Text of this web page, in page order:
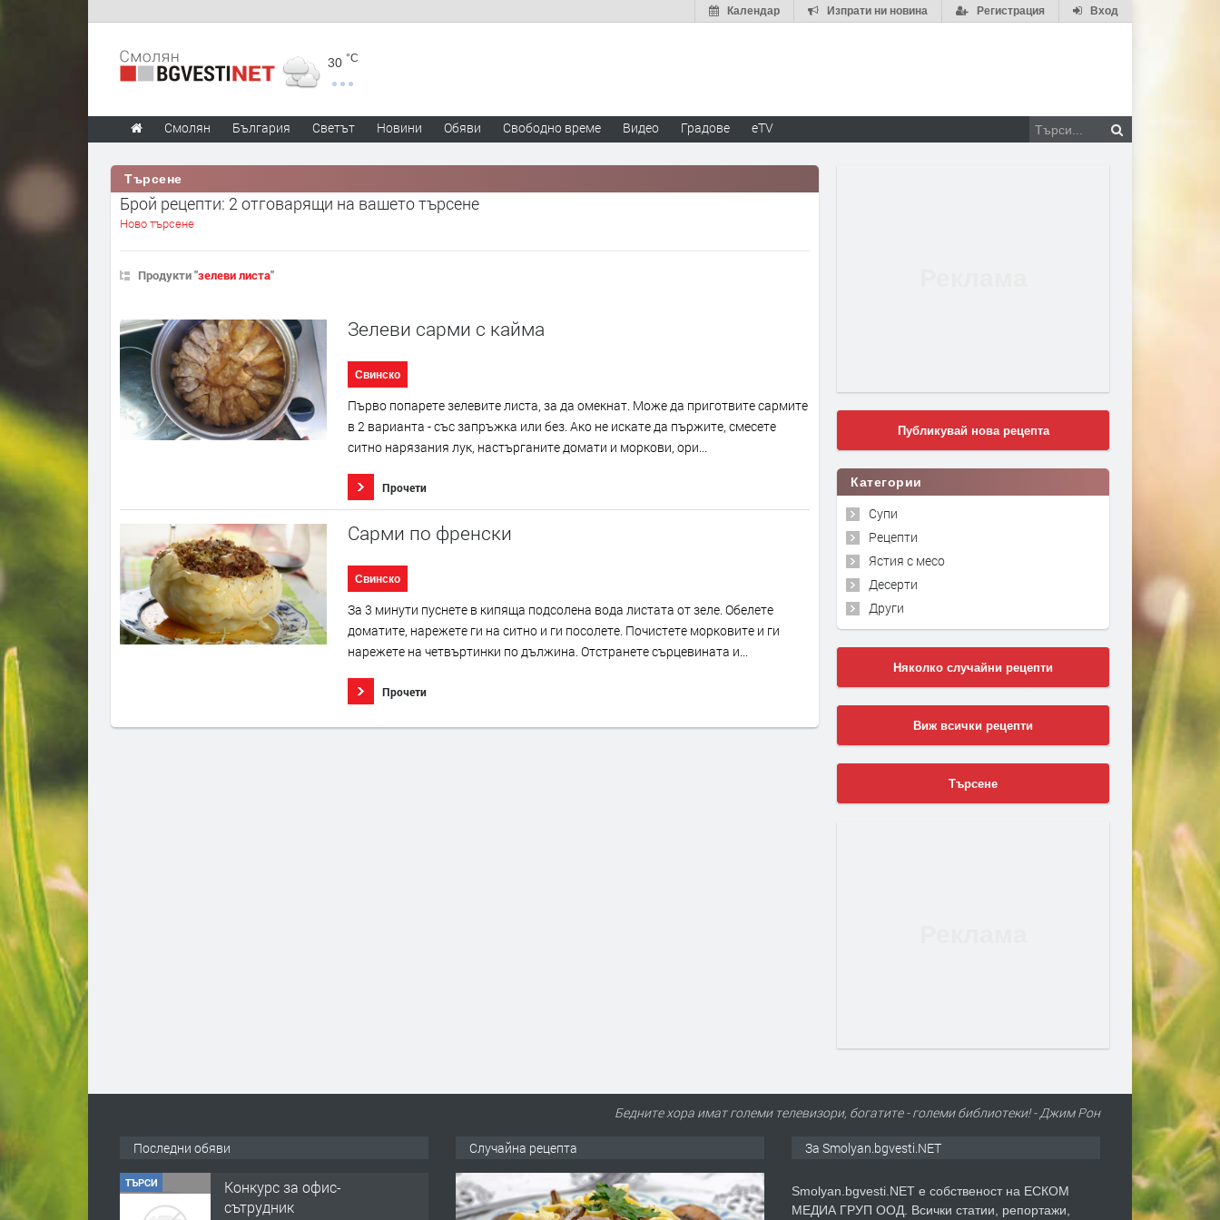
Вход
Регистрация
Изпрати ни новина
Календар
30 °C
Смолян България Светът Новини Обяви Свободно време Видео Градове eTV
Търсене
Брой рецепти: 2 отговарящи на вашето търсене
Ново търсене
Продукти "зелеви листа"
Зелеви сарми с кайма
Свинско
Първо попарете зелевите листа, за да омекнат. Може да приготвите сармите
в 2 варианта - със запръжка или без. Ако не искате да пържите, смесете
ситно нарязания лук, настърганите домати и моркови, ори...
Прочети
Сарми по френски
Свинско
За 3 минути пуснете в кипяща подсолена вода листата от зеле. Обелете
доматите, нарежете ги на ситно и ги посолете. Почистете морковите и ги
нарежете на четвъртинки по дължина. Отстранете сърцевината и...
Прочети
Публикувай нова рецепта
Категории
Супи
Рецепти
Ястия с месо
Десерти
Други
Няколко случайни рецепти
Виж всички рецепти
Търсене
Бедните хора имат големи телевизори, богатите - големи библиотеки! - Джим Рон
Последни обяви
ТЪРСИ
Конкурс за офис-
сътрудник
Случайна рецепта За Smolyan.bgvesti.NET
Smolyan.bgvesti.NET е собственост на ЕСКОМ
МЕДИА ГРУП ООД. Всички статии, репортажи,